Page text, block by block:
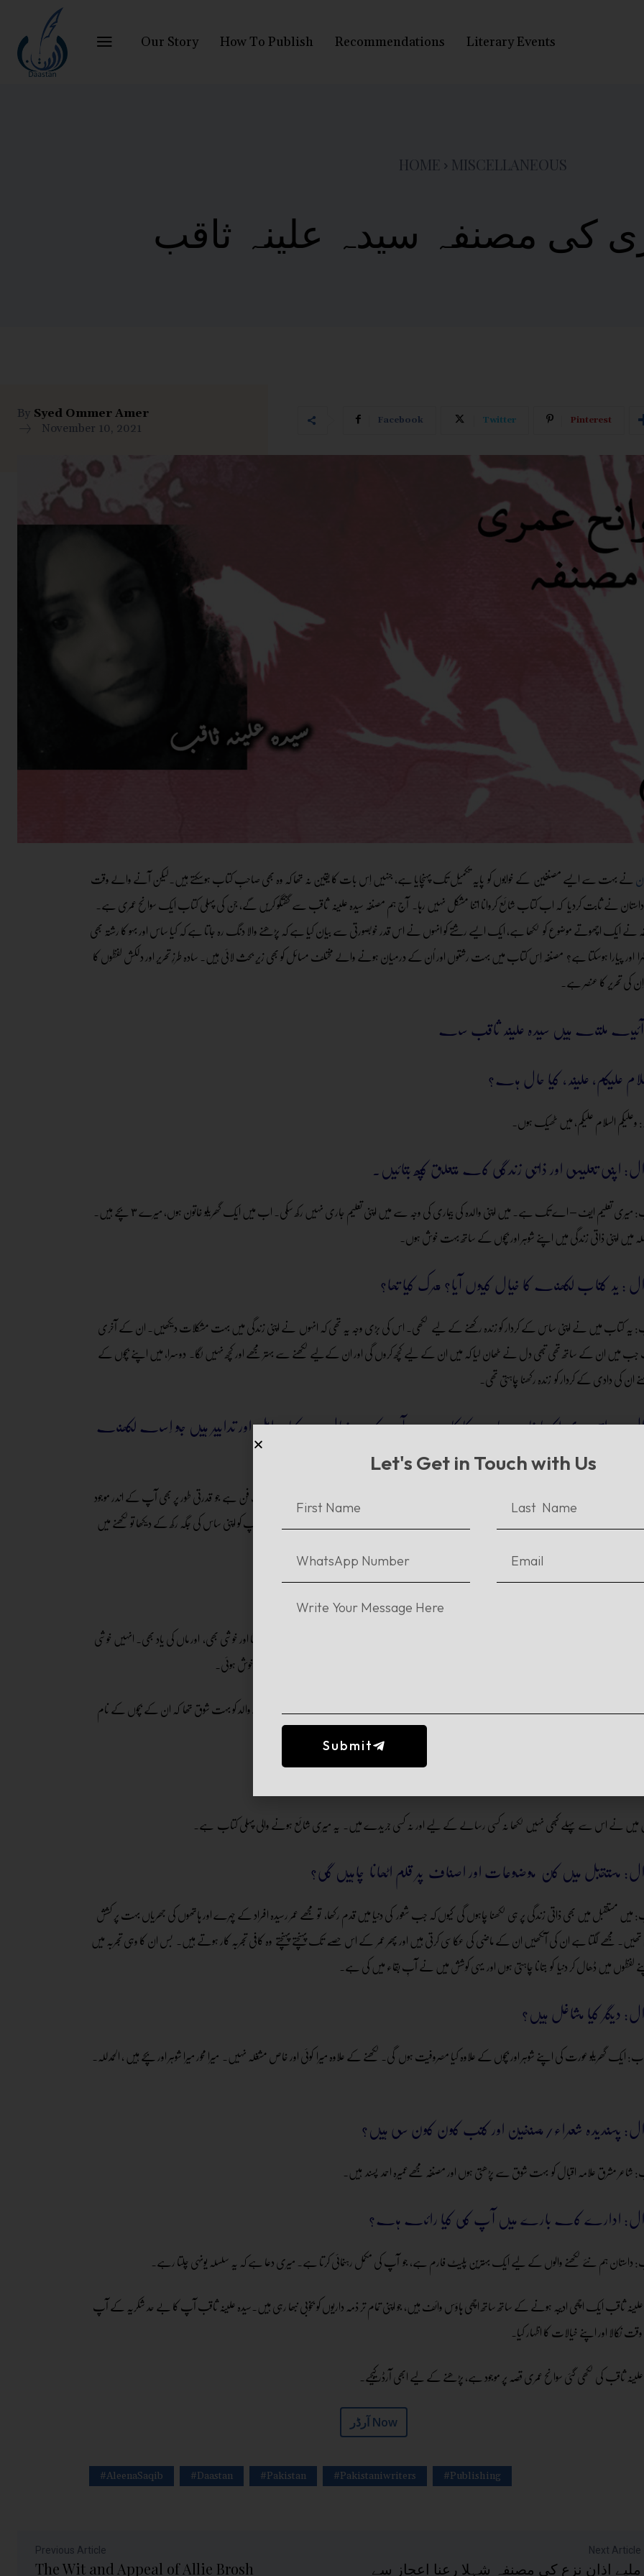
Our Story How To Publish Recommendations Literary Events
HOME MISCELLANEOUS
کی مصنفہ سیدہ علینہ ثاقب
By Syed Ommer Amer
November 10, 2021
Facebook Twitter Pinterest
نے بہت سے ایسے مصنفین کے خوابوں کو پایہ تکمیل تک پہنچایا ہے، جنہیں اِس بات کا یقین نہ تھا کہ وہ بھی صاحبِ کتاب ہوسکتے ہیں۔لیکن آنے والے وقت
نے ثابت کردیا کہ اب کتاب شائع کروانا اتنا مشکل نہیں رہا۔ آج ہم مصنفہ سیدہ علینہ ثاقب سے گفتگو کریں گے، جن کی پہلی کتاب ایک سوانح عمری ہے.
نے ایک اچھوتے موضوع کو لکھا ہے، ایک ایسے رشتے کو انہوں نے اس قدر خوبصورتی سے بیان کیا ہے کہ پڑھنے والا دنگ رہ جاتا ہے کہ کیا ساس اور بہو کا رشتہ بھی
گہرا اور پیارا ہوسکتا ہے؟ مصنفہ اِس کتاب میں بہت رشتوں اور اُن کے درمیان ہونے والے مختلف مسائل کو بھی زیرِ بحث لائی ہیں۔ سادہ طرزِ تحریر اور دلکش لفظوں کا
اِن کی تحریر کا عنصر ہے۔
علیکم، علینہ، کیا حال ہے؟
وعلیکم السلام علیکم، میں ٹھیک ہوں۔
اپنی تعلیمی اور ذاتی زندگی کے متعلق کچھ بتائیں۔
جواب: میری تعلیم ایف – اے تک ہے۔ میں اپنی والدہ کی بیماری کی وجہ سے میں اپنی تعلیم جاری نہیں رکھ سکی۔ اب میں ایک گھریلو خاتون ہوں، میرے ٣ بچے ہیں۔
میں اپنی ذاتی زندگی میں اپنے شوہر اور بچوں کے ساتھ بہت خوش ہوں۔
: یہ کتاب لکھنے کا خیال کیوں آیا؟ محرک کیا تھا؟
یہ کتاب میں نے اپنی ساس کے کردار کو زندہ رکھنے کے لیے لکھی۔ اس کی بڑی وجہ یہ تھی کہ انہوں نے اپنی زندگی میں بہت مشکلات دیکھیں۔ ان کے آخری
میں ان کے ساتھ تھی تبھی دل نے ٹھان لیا کہ میں ان کے لیے کچھ کروں گی اور ان کےلیے لکھنے سے بہتر مجھے اور کچھ نہیں لگا۔ دوسرا، میں اپنے بچوں کے
ان کی دادی کے کردار کو زندہ رکھنا چاہتی تھی۔
سوانح عمری لکھنا خاصہ مہارت کا کام ہے، آپ کے خیال میں کیا عوامل اور تدابیر ہیں جو اِسے لکھنے
مددگار ثابت ہوئیں؟
اس کتاب کو لکھنے میں سب سے زیادہ میری دوست اور میرے بچوں نے میری حوصلہ افزائی کی۔ دوسرا لکھنا ایک فن ہے جو قدرتی طور پر بھی آپ کے اندر موجود
ہے، تھوڑی سی محنت اور آپ کے اپنوں کی حوصلہ افزائی آپ کے جذبے کو اور نکھار دیتا ہے۔ پھر میں نے اپنے آپ کو اپنی ساس کی جگہ رکھ کے دیکھا تو لکھنے میں
یہ کتاب لکھنے کے بعد میں نے سب سے پہلے اپنے شوہر کو بتایا۔ فطری بات ہےاُن کی آنکھوں میں آنسوؤں کا آنا اور خوشی بھی، اور ماں کی یاد بھی۔ انہیں خوشی
کہ میں نے لکھا لیکن زیادہ خوشی اس بات کی تھی کہ ان کی ماں کے بارے میں لکھا۔ ان کے بہن بھائی بھی بہت خوش ہوئی۔
بہن بھائیوں کو بتایا تو ان کے یہ تاثرات تھے کہ نہیں تم نے نہیں لکھا ،مگر خوش سب ہوئے۔ دراصل میرے والد کو بہت شوق تھا کہ ان کے بچوں کے نام
میں نے اس سے پہلے کبھی نہیں لکھا نہ کسی رسالے کے لیے اور نہ کسی جریدے میں۔ یہ میری شائع ہونے والی پہلی کتاب ہے۔
مستقبل میں کن موضوعات اور اصناف پر قلم اٹھانا چاہیں گی؟
میں مستقبل میں بھی ذاتی زندگی پر ہی لکھنا چاہوں گی کیوں کہ جب شعور کی دنیا میں قدم رکھا، تو مجھے عمر رسیدہ افراد کے چہرے اور ہاتھوں کی جھریاں بہت پر کشش
تھیں۔ مجھے لگتا ہے ان کی آنکھیں ان کے ماضی کی عکاسی کرتی ہیں اور پھر عمر کے اس حصّے تک پہنچتے پہنچتے وہ کافی تجربہ کار ہوتے ہیں۔ بس ان کا وہی تجربہ میں
دیگر کیا مشاغل ہیں؟
ایک گھریلو عورت کی اپنے شوہر اور بچوں کے علاوہ کیا مصروفیت ہوں گی۔ لکھنے کے علاوہ میرا کوئی اور خاص مشغلہ نہیں۔ میرا محور میرا شوہر اور بچے ہیں ، الحمدللہ۔
پسندیدہ شعراء/مصنفین اور کتب کون کون سی ہیں؟
شاعر مشرق علامہ اقبال کو بہت شوق سے پڑھتی ہوں اور مصنفہ مجھےعمیرہ احمد پسند ہیں۔
ادارے کے بارے میں آپ کی کیا رائے ہے؟
داستان ہم نئے لکھنے والوں کے لیے ایک بہترین پلیٹ فارم ہے، جو آپ کی مکمل رہنمائی کرتا ہے۔ میری دعا ہے کہ یہ سلسلہ یونہی چلتا رہے۔
علینہ ثاقب ایک اچھی ادیبہ ہونے کے ساتھ ساتھ اچھی ہاؤس وائف ہیں، جو اپنی تمام تر ذمہ داریوں کو بخوبی نبھا رہی ہیں۔سیدہ علینہ ثاقب آپ کا بے حد شکریہ کے آپ
نکالا اور اپنے خیالات کا اظہار کیا۔
علینہ ثاقب کی لکھی گئی سوانح عمری قصہ پر موجود ہے، پڑھنے کے لیے ابھی آرڈرکیجیے۔
آرڈر Now
#AleenaSaqib #Daastan #Pakistan #Pakistaniwriters #Publishing
Previous Article
The Wit and Appeal of Allie Brosh
Next Article
ملیے اذانِ نزع کی مصنفہ شہلا رعنا اعجاز سے
Let's Get in Touch with Us
Submit